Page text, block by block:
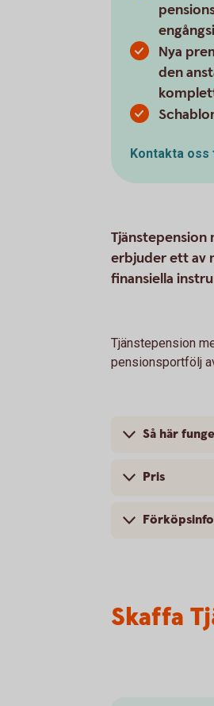
Nya
den
Kontakta
Tjänstepension
erbjuder ett av
finansiella
Tjänstepension
pensionsportfölj
Så här
Pris
Skaffa